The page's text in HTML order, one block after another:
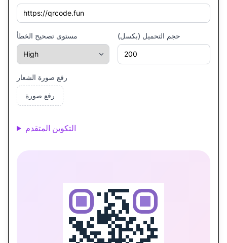
مستوى تصحيح الخطأ حجم التحميل (بكسل)
رفع صورة الشعار
رفع صورة
التكوين المتقدم